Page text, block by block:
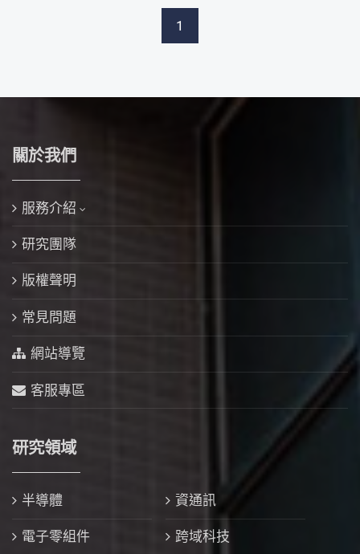
1
關於我們
服務介紹
研究團隊
版權聲明
常見問題
網站導覽
客服專區
研究領域
半導體 資通訊
電子零組件 跨域科技